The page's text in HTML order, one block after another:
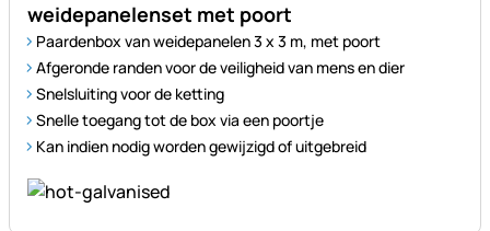
weidepanelenset met poort
Paardenbox van weidepanelen 3 x 3 m, met poort
Afgeronde randen voor de veiligheid van mens en dier
Snelsluiting voor de ketting
Snelle toegang tot de box via een poortje
Kan indien nodig worden gewijzigd of uitgebreid